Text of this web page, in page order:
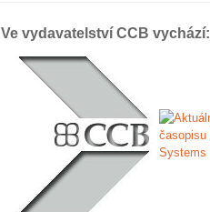
Ve vydavatelství CCB vychází: